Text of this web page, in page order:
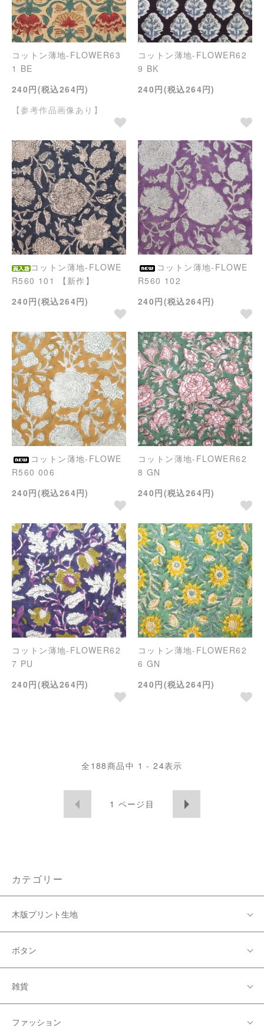
コットン薄地-FLOWER63
1 BE
240円(税込264円)
【参考作品画像あり】
コットン薄地-FLOWER62
9 BK
240円(税込264円)
コットン薄地-FLOWE
R560 101 【新作】
240円(税込264円)
コットン薄地-FLOWE
R560 102
240円(税込264円)
コットン薄地-FLOWE
R560 006
240円(税込264円)
コットン薄地-FLOWER62
8 GN
240円(税込264円)
コットン薄地-FLOWER62
7 PU
240円(税込264円)
コットン薄地-FLOWER62
6 GN
240円(税込264円)
全 188商品中 1 - 24表示
1 ページ目
カテゴリー
木版プリント生地
ボタン
雑貨
ファッション